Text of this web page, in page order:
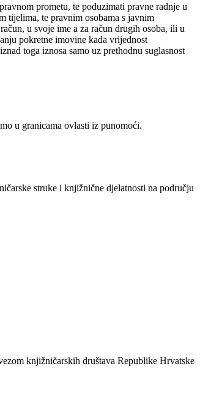
prometu, te poduzimati pravne radnje u
tijelima, te pravnim osobama s javnim
u svoje ime a za račun drugih osoba, ili u
pokretne imovine kada vrijednost
toga iznosa samo uz prethodnu suglasnost
u granicama ovlasti iz punomoći.
struke i knjižnične djelatnosti na području
knjižničarskih društava Republike Hrvatske